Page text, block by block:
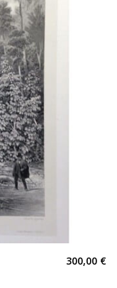
300,00 €